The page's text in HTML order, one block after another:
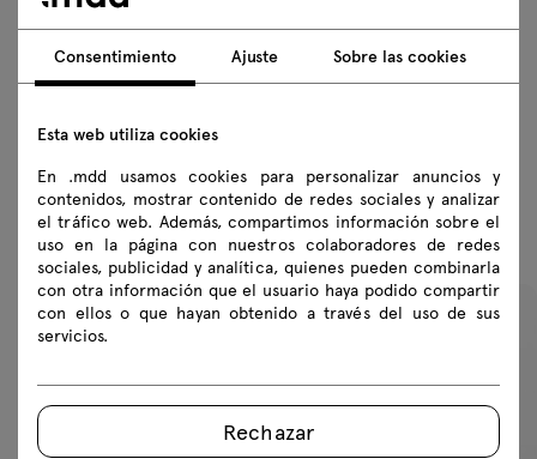
FAQ
Productos recomendados
Consentimiento Ajuste Sobre las cookies
Esta web utiliza cookies
En .mdd usamos cookies para personalizar anuncios y
contenidos, mostrar contenido de redes sociales y analizar
el tráfico web. Además, compartimos información sobre el
uso en la página con nuestros colaboradores de redes
sociales, publicidad y analítica, quienes pueden combinarla
con otra información que el usuario haya podido compartir
con ellos o que hayan obtenido a través del uso de sus
servicios.
Rechazar